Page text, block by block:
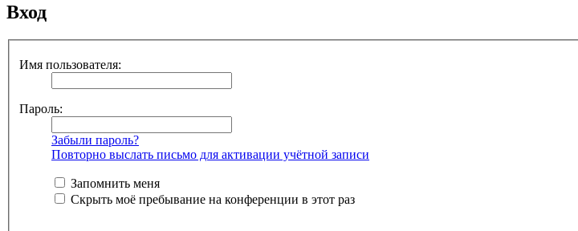
Вход
Имя пользователя:
Пароль:
Забыли пароль?
Повторно выслать письмо для активации учётной записи
Запомнить меня
Скрыть моё пребывание на конференции в этот раз